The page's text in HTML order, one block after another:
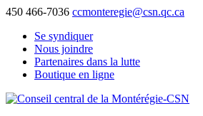
450 466-7036 ccmonteregie@csn.qc.ca
Se syndiquer
Nous joindre
Partenaires dans la lutte
Boutique en ligne